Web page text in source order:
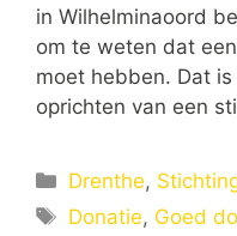
in Wilhelminaoord
om te weten dat
moet hebben. Dat
oprichten van een
Categorieën
Drenthe,
Tags
Donatie, Goed